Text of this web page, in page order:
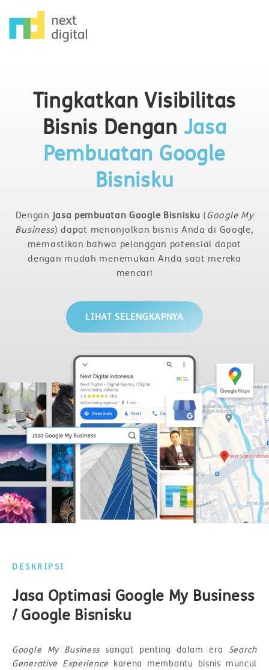
Tingkatkan Visibilitas
Bisnis Dengan Jasa
Pembuatan Google
Bisnisku
Dengan jasa pembuatan Google Bisnisku (Google My
Business) dapat menonjolkan bisnis Anda di Google,
memastikan bahwa pelanggan potensial dapat
dengan mudah menemukan Anda saat mereka
mencari
LIHAT SELENGKAPNYA
DESKRIPSI
Jasa Optimasi Google My Business
/ Google Bisnisku
Google My Business sangat penting dalam era Search
Generative Experience karena membantu bisnis muncul